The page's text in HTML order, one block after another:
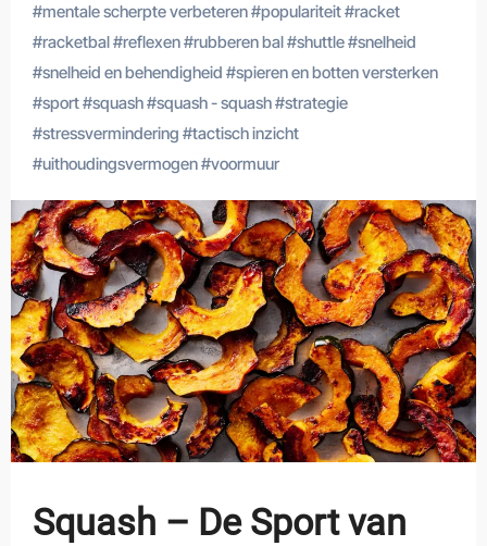
#mentale scherpte verbeteren#populariteit#racket
#racketbal#reflexen#rubberen bal#shuttle#snelheid
#snelheid en behendigheid #spieren en botten versterken
#sport#squash#squash - squash#strategie
#stressvermindering #tactisch inzicht
#uithoudingsvermogen#voormuur
Squash – De Sport van